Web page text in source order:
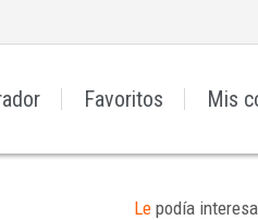
Favoritos Mis
Le podía